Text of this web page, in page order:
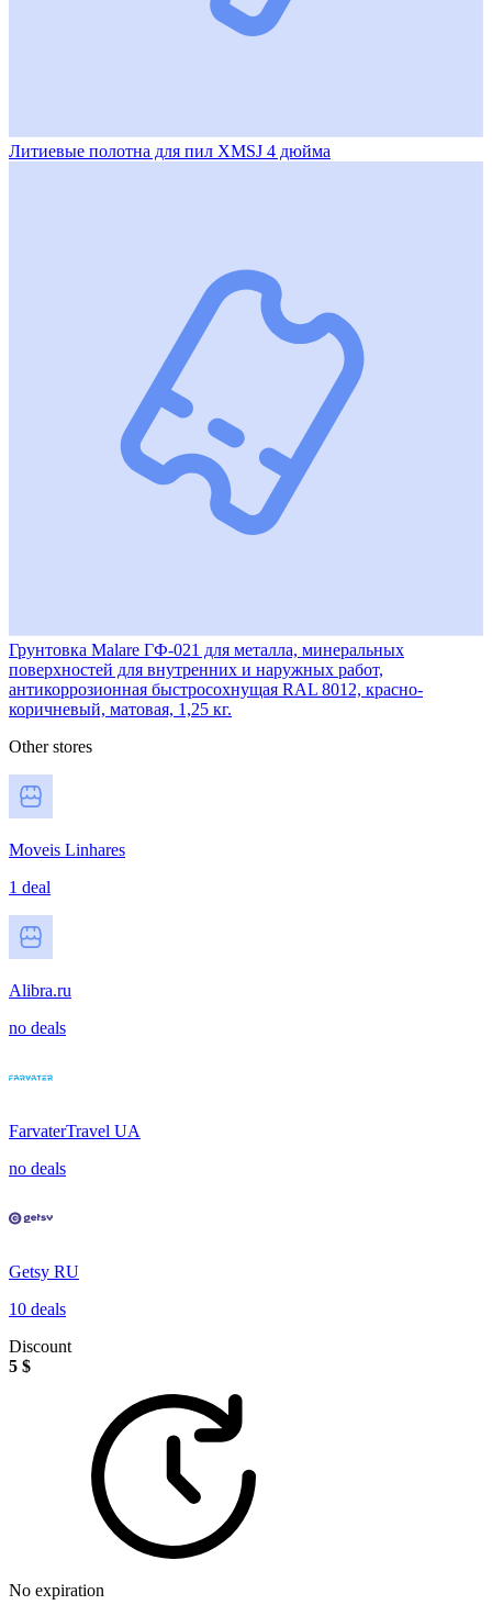
Литиевые полотна для пил XMSJ 4 дюйма
Грунтовка Malare ГФ-021 для металла, минеральных
поверхностей для внутренних и наружных работ,
антикоррозионная быстросохнущая RAL 8012, красно-
коричневый, матовая, 1,25 кг.
Other stores
Moveis Linhares
1 deal
Alibra.ru
no deals
FarvaterTravel UA
no deals
Getsy RU
10 deals
Discount
5 $
No expiration